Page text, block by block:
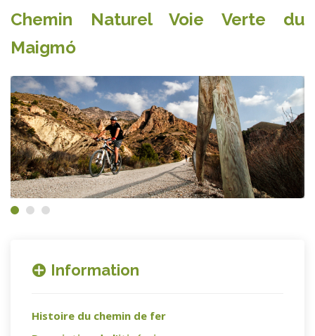
Chemin Naturel Voie Verte du
Maigmó
Information
Histoire du chemin de fer